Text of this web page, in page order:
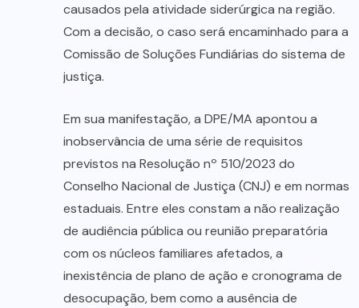
causados pela atividade siderúrgica na região.
Com a decisão, o caso será encaminhado para a
Comissão de Soluções Fundiárias do sistema de
justiça.
Em sua manifestação, a DPE/MA apontou a
inobservância de uma série de requisitos
previstos na Resolução nº 510/2023 do
Conselho Nacional de Justiça (CNJ) e em normas
estaduais. Entre eles constam a não realização
de audiência pública ou reunião preparatória
com os núcleos familiares afetados, a
inexistência de plano de ação e cronograma de
desocupação, bem como a ausência de